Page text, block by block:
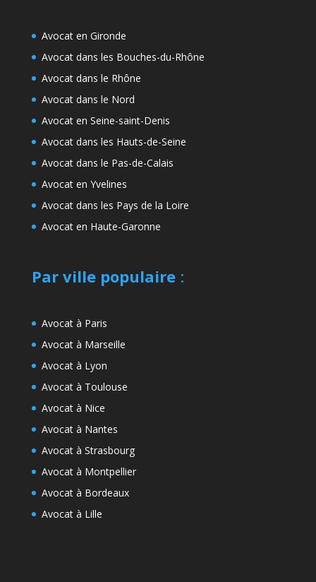
Avocat en Gironde
Avocat dans les Bouches-du-Rhône
Avocat dans le Rhône
Avocat dans le Nord
Avocat en Seine-saint-Denis
Avocat dans les Hauts-de-Seine
Avocat dans le Pas-de-Calais
Avocat en Yvelines
Avocat dans les Pays de la Loire
Avocat en Haute-Garonne
Par ville populaire:
Avocat à Paris
Avocat à Marseille
Avocat à Lyon
Avocat à Toulouse
Avocat à Nice
Avocat à Nantes
Avocat à Strasbourg
Avocat à Montpellier
Avocat à Bordeaux
Avocat à Lille